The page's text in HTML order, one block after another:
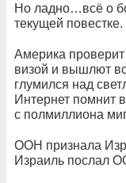
Но ладно…всё о
текущей повестке.
Америка
визой и вышлют
глумился над
Интернет помнит
с полмиллиона
ООН признала
Израиль послал